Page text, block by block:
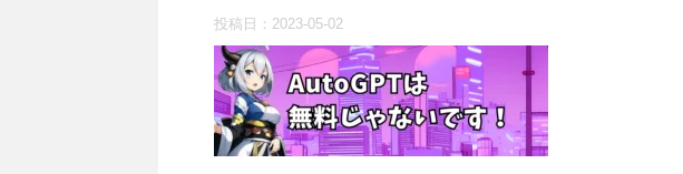
投稿日： 2023-05-02